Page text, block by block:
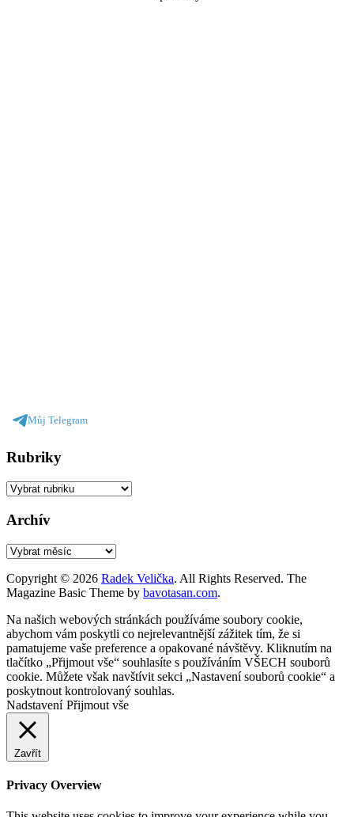
Můj Telegram
Rubriky
Rubriky
Archív
Archív
Copyright © 2026 Radek Velička. All Rights Reserved. The
Magazine Basic Theme by bavotasan.com.
Na našich webových stránkách používáme soubory cookie,
abychom vám poskytli co nejrelevantnější zážitek tím, že si
pamatujeme vaše preference a opakované návštěvy. Kliknutím na
tlačítko „Přijmout vše“ souhlasíte s používáním VŠECH souborů
cookie. Můžete však navštívit sekci „Nastavení souborů cookie“ a
poskytnout kontrolovaný souhlas.
Nadstavení Přijmout vše
Zavřít
Privacy Overview